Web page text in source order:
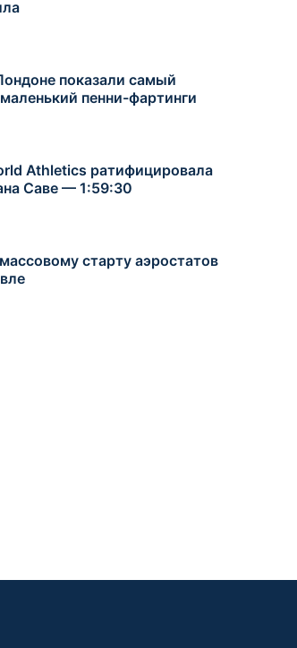
показали самый
пенни-фартинги
Athletics ратифицировала
Саве — 1:59:30
старту аэростатов